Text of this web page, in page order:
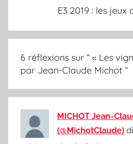
E3 2019 : les jeux
6 réflexions sur “ « Les
par Jean-Claude Michot ”
MICHOT Jean-
(@MichotClaude)